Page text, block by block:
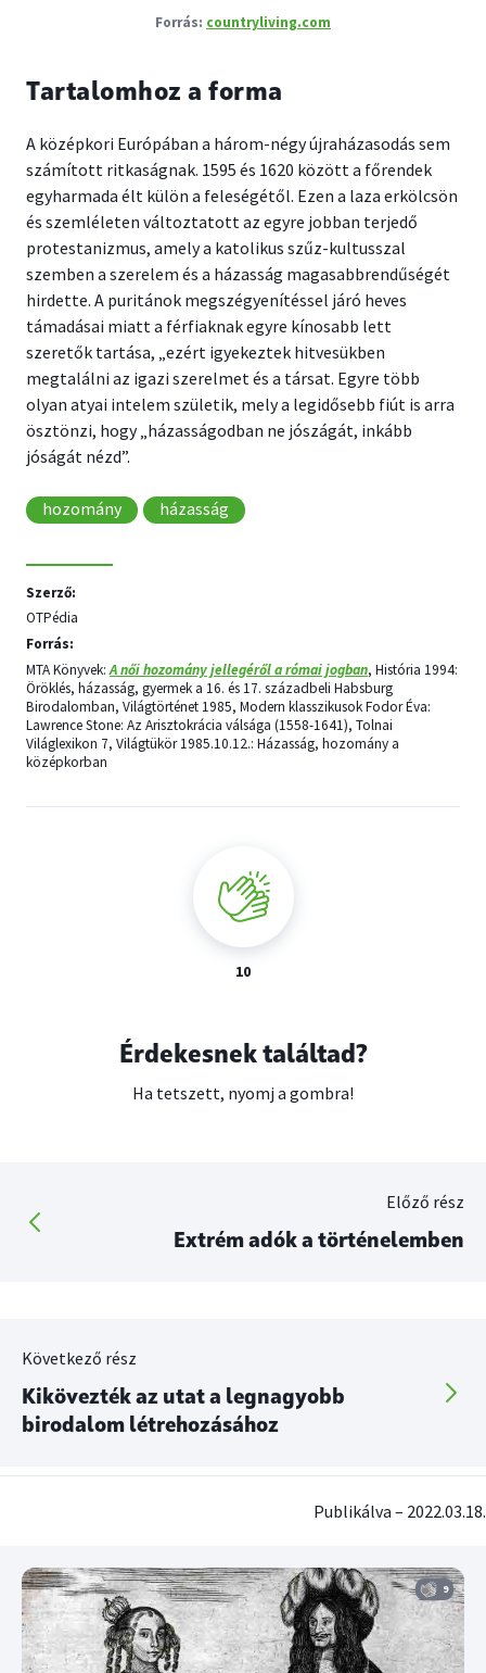
countryliving.com
Tartalomhoz a forma
A középkori Európában a három-négy újraházasodás sem
számított ritkaságnak. 1595 és 1620 között a főrendek
egyharmada élt külön a feleségétől. Ezen a laza erkölcsön
és szemléleten változtatott az egyre jobban terjedő
protestanizmus, amely a katolikus szűz-kultusszal
szemben a szerelem és a házasság magasabbrendűségét
hirdette. A puritánok megszégyenítéssel járó heves
támadásai miatt a férfiaknak egyre kínosabb lett
szeretők tartása, „ezért igyekeztek hitvesükben
megtalálni az igazi szerelmet és a társat. Egyre több
olyan atyai intelem születik, mely a legidősebb fiút is arra
ösztönzi, hogy „házasságodban ne jószágát, inkább
jóságát nézd”.
hozomány házasság
Szerző:
OTPédia
Forrás:
MTA Könyvek:A női hozomány jellegéről a római jogban, História 1994:
Öröklés, házasság, gyermek a 16. és 17. századbeli Habsburg
Birodalomban, Világtörténet 1985, Modern klasszikusok Fodor Éva:
Lawrence Stone: Az Arisztokrácia válsága (1558-1641), Tolnai
Világlexikon 7, Világtükör 1985.10.12.: Házasság, hozomány a
középkorban
Érdekesnek találtad?
Ha tetszett, nyomj a gombra!
10
Előző rész
Extrém adók a történelemben
Következő rész
Kikövezték az utat a legnagyobb
birodalom létrehozásához
Publikálva – 2022.03.18.
9